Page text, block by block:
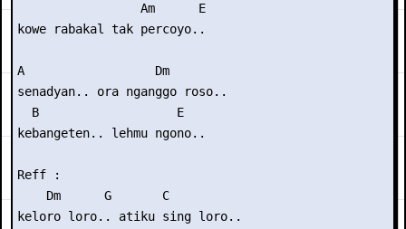
                 Am      E
kowe rabakal tak percoyo..
A                  Dm
senadyan.. ora nganggo roso..
  B                   E
kebangeten.. lehmu ngono..
Reff :
    Dm      G       C
keloro loro.. atiku sing loro..